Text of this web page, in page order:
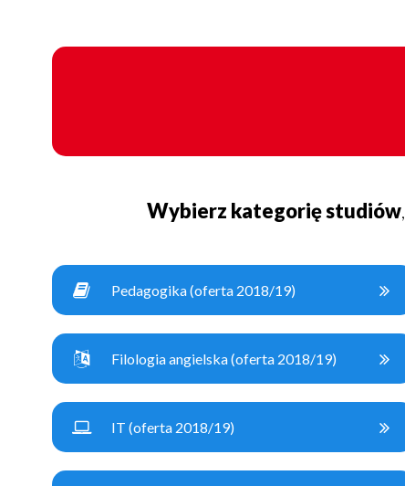
Wybierz kategorię studiów
Pedagogika (oferta 2018/19)
Filologia angielska (oferta 2018/19)
IT (oferta 2018/19)